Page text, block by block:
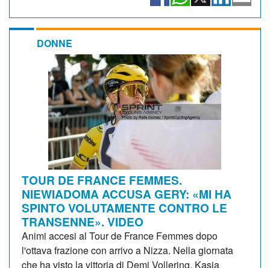
DONNE
TOUR DE FRANCE FEMMES.
NIEWIADOMA ACCUSA GERY: «MI HA
SPINTO VOLUTAMENTE CONTRO LE
TRANSENNE». VIDEO
Animi accesi al Tour de France Femmes dopo
l'ottava frazione con arrivo a Nizza. Nella giornata
che ha visto la vittoria di Demi Vollering, Kasia